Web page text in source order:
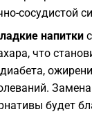
сосудистой
напитки
что
будет